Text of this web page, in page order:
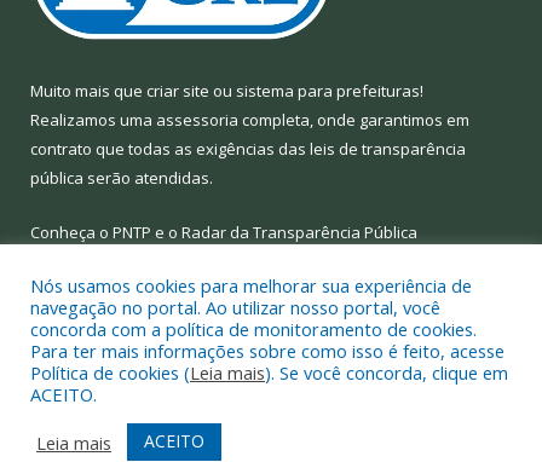
Muito mais que criar site ou sistema para prefeituras!
Realizamos uma assessoria completa, onde garantimos em
contrato que todas as exigências das leis de transparência
pública serão atendidas.
Conheça o PNTP e o Radar da Transparência Pública
Todos os direitos reservados a Prefeitura Municipal de Limoeiro
do Ajuru.
Mapa do Site
Acessar Área Administrativa
Nós usamos cookies para melhorar sua experiência de
navegação no portal. Ao utilizar nosso portal, você
concorda com a política de monitoramento de cookies.
Para ter mais informações sobre como isso é feito, acesse
Política de cookies (Leia mais). Se você concorda, clique em
ACEITO.
Leia mais
ACEITO